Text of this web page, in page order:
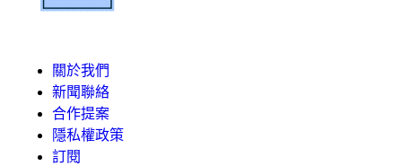
關於我們
新聞聯絡
合作提案
隱私權政策
訂閱